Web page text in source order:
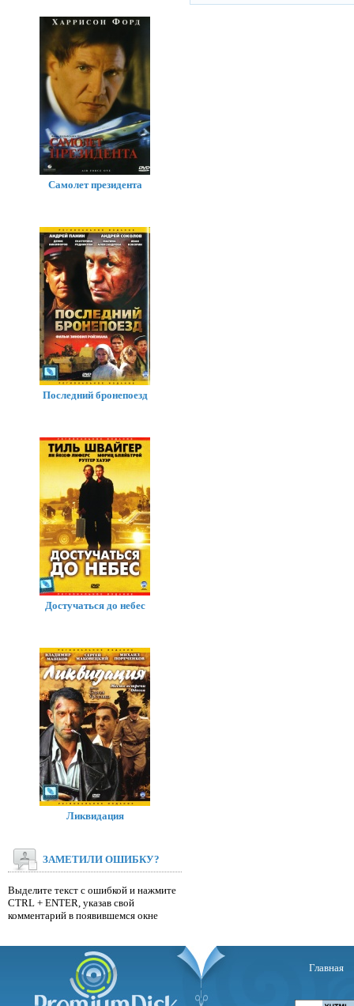
Самолет президента
Последний бронепоезд
Достучаться до небес
Ликвидация
ЗАМЕТИЛИ ОШИБКУ?
Выделите текст с ошибкой и нажмите
CTRL + ENTER, указав свой
комментарий в появившемся окне
Главная